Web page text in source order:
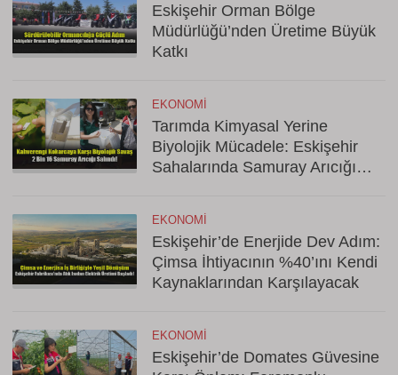
Eskişehir Orman Bölge
Müdürlüğü’nden Üretime Büyük
Katkı
EKONOMI
Tarımda Kimyasal Yerine
Biyolojik Mücadele: Eskişehir
Sahalarında Samuray Arıcığı
EKONOMI
Eskişehir’de Enerjide Dev Adım:
Çimsa İhtiyacının %40’ını Kendi
Kaynaklarından Karşılayacak
EKONOMI
Eskişehir’de Domates Güvesine